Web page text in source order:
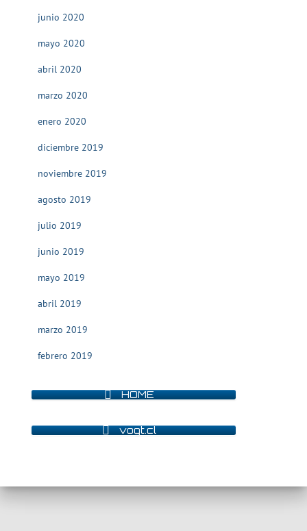
junio 2020
mayo 2020
abril 2020
marzo 2020
enero 2020
diciembre 2019
noviembre 2019
agosto 2019
julio 2019
junio 2019
mayo 2019
abril 2019
marzo 2019
febrero 2019
HOME
vogt.cl